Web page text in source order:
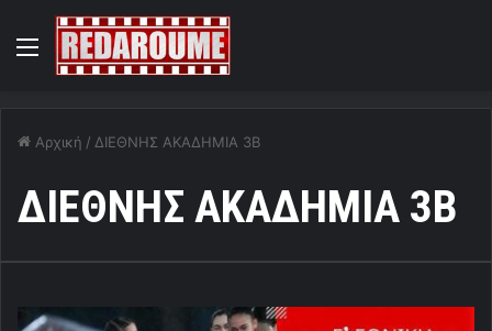
Menu
Αρχική / ΔΙΕΘΝΗΣ ΑΚΑΔΗΜΙΑ 3Β
ΔΙΕΘΝΗΣ ΑΚΑΔΗΜΙΑ 3Β